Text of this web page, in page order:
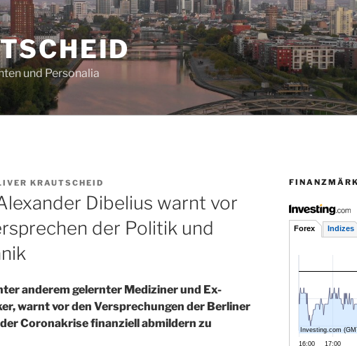
und Personalia
KRAUTSCHEID
Dibelius warnt vor
der Politik und
anderem gelernter Mediziner und Ex-
warnt vor den Versprechungen der Berliner
Coronakrise finanziell abmildern zu